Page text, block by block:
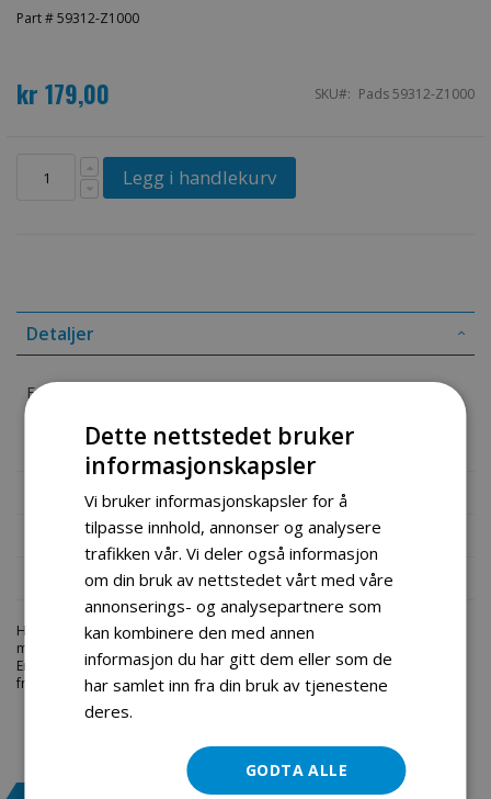
Part # 59312-Z1000
kr 179,00 SKU Pads 59312-Z1000
Legg i handlekurv
Detaljer
Front Brake Pad
Part # 59312-Z1000
Mer informasjon
Produktomtaler
Fil vedlegg
Hos engrosservice.no får du kjøpt friction plate front brake
markedets beste priser. Bestill en
Engros Service. Vi har et stort utvalg av produkter innen: Hjem, sport og
fritids segmentet. Velkommen skal du være.
Dette nettstedet bruker
informasjonskapsler
Vi bruker informasjonskapsler for å
tilpasse innhold, annonser og analysere
trafikken vår. Vi deler også informasjon
om din bruk av nettstedet vårt med våre
annonserings- og analysepartnere som
kan kombinere den med annen
informasjon du har gitt dem eller som de
har samlet inn fra din bruk av tjenestene
deres.
GODTA ALLE